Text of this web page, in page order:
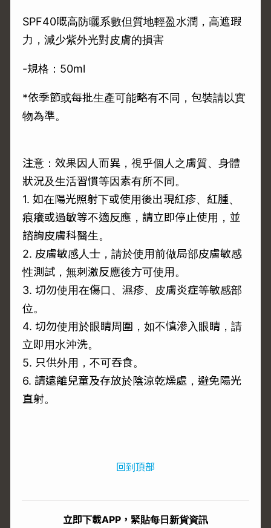
SPF40嘅高防曬系數但質地輕盈水潤，高遮瑕
力，減少紫外光對皮膚的損害
-規格：50ml
*依季節或每批生產可能略有不同，包裝請以實
物為準。
注意：效果因人而異，視乎個人之膚質、身體
狀況及生活習慣等因素有所不同。
1. 如在陽光照射下或使用後出現紅疹、紅腫、
痕癢或過敏等不適反應，請立即停止使用，並
諮詢皮膚科醫生。
2. 皮膚敏感人士，請於使用前做局部皮膚敏感
性測試，無刺激反應後方可使用。
3. 切勿使用在傷口、濕疹、皮膚炎症等敏感部
位。
4. 切勿使用於眼睛周圍，如不慎滲入眼睛，請
立即用水沖洗。
5. 只供外用，不可吞食。
6. 請遠離兒童及存放於陰涼乾燥處，避免陽光
直射。
回到頂部
立即下載APP，緊貼每日新貨資訊